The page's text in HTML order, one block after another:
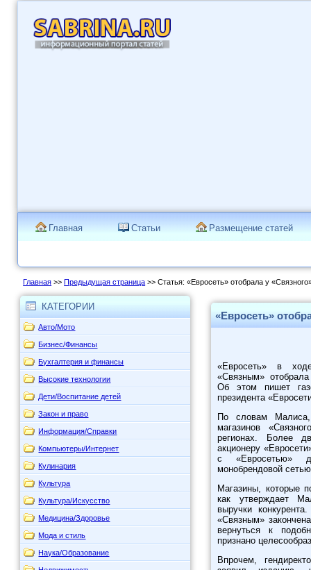
Главная Статьи Размещение статей
Главная >>Предыдущая страница >> Статья: «Евросеть» отобрала у
КАТЕГОРИИ
Авто/Мото
Бизнес/Финансы
Бухгалтерия и финансы
Высокие технологии
Дети/Воспитание детей
Закон и право
Информация/Справки
Компьютеры/Интернет
Кулинария
Культура
Культура/Искусство
Медицина/Здоровье
Мода и стиль
Наука/Образование
«Евросеть»
«Евросеть» в
«Связным»
Об этом пишет
президента
По словам
магазинов
регионах. Более
акционеру
с «Евросетью»
монобрендовой
Магазины, которые
как утверждает
выручки
«Связным»
вернуться к
признано
Впрочем,